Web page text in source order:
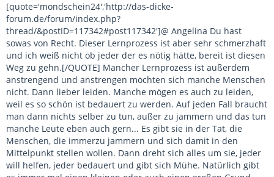
[quote='mondschein24','http://das-dicke-
forum.de/forum/index.php?
thread/&postID=117342#post117342']@ Angelina Du hast
sowas von Recht. Dieser Lernprozess ist aber sehr schmerzhaft
und ich weiß nicht ob jeder der es nötig hätte, bereit ist diesen
Weg zu gehn.[/QUOTE] Mancher Lernprozess ist außerdem
anstrengend und anstrengen möchten sich manche Menschen
nicht. Dann lieber leiden. Manche mögen es auch zu leiden,
weil es so schön ist bedauert zu werden. Auf jeden Fall braucht
man dann nichts selber zu tun, außer zu jammern und das tun
manche Leute eben auch gern... Es gibt sie in der Tat, die
Menschen, die immerzu jammern und sich damit in den
Mittelpunkt stellen wollen. Dann dreht sich alles um sie, jeder
will helfen, jeder bedauert und gibt sich Mühe. Natürlich gibt